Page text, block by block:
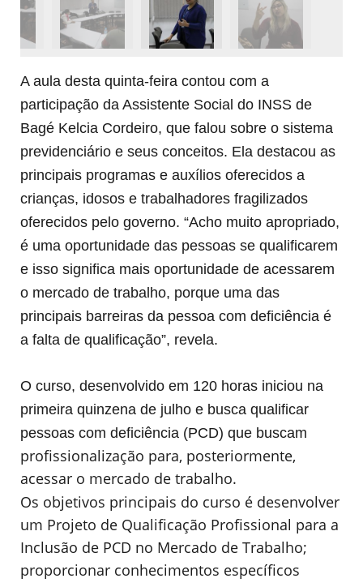
A aula desta quinta-feira contou com a
participação da Assistente Social do INSS de
Bagé Kelcia Cordeiro, que falou sobre o sistema
previdenciário e seus conceitos. Ela destacou as
principais programas e auxílios oferecidos a
crianças, idosos e trabalhadores fragilizados
oferecidos pelo governo. “Acho muito apropriado,
é uma oportunidade das pessoas se qualificarem
e isso significa mais oportunidade de acessarem
o mercado de trabalho, porque uma das
principais barreiras da pessoa com deficiência é
a falta de qualificação”, revela.
O curso, desenvolvido em 120 horas iniciou na
primeira quinzena de julho e busca qualificar
pessoas com deficiência (PCD) que buscam
profissionalização para, posteriormente,
acessar o mercado de trabalho.
Os objetivos principais do curso é desenvolver
um Projeto de Qualificação Profissional para a
Inclusão de PCD no Mercado de Trabalho;
proporcionar conhecimentos específicos